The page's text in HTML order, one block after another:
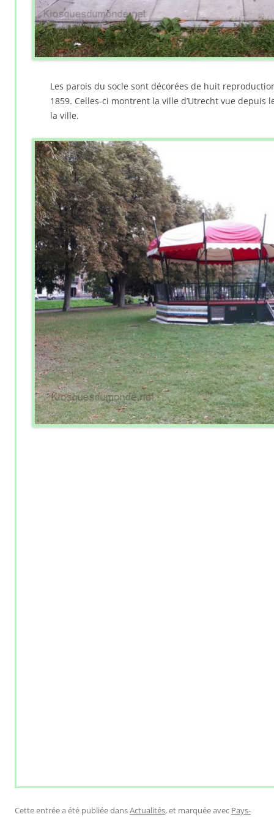
Les parois du socle sont décorées de huit
1859. Celles-ci montrent la ville d’Utrecht vue
la ville.
Cette entrée a été publiée dansActualités, et marquée avec Pays-